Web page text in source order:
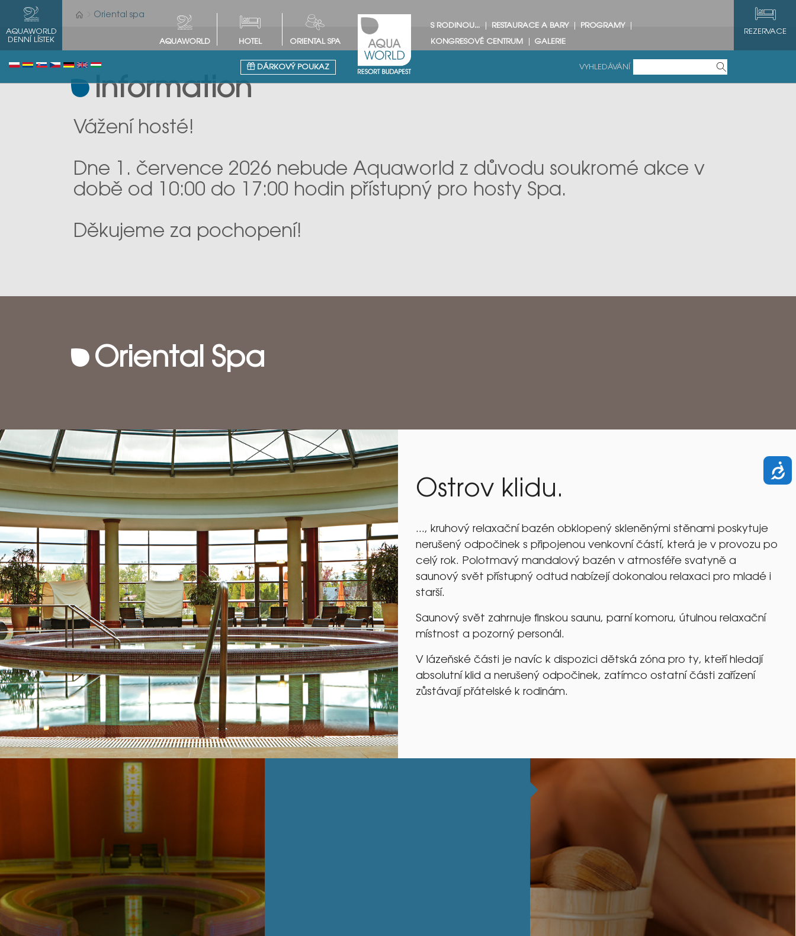
AQUAWORLD
DENNÍ LÍSTEK
REZERVACE
AQUAWORLD
HOTEL ORIENTAL SPA
S RODINOU... RESTAURACE A BARY PROGRAMY
KONGRESOVÉ CENTRUM GALERIE
VYHLEDÁVÁNÍ
DÁRKOVÝ POUKAZ
Oriental spa
Information
Vážení hosté!
Dne 1. července 2026 nebude Aquaworld z důvodu soukromé akce v
době od 10:00 do 17:00 hodin přístupný pro hosty Spa.
Děkujeme za pochopení!
Oriental Spa
Ostrov klidu.
..., kruhový relaxační bazén obklopený skleněnými stěnami poskytuje
nerušený odpočinek s připojenou venkovní částí, která je v provozu po
celý rok. Polotmavý mandalový bazén v atmosféře svatyně a
saunový svět přístupný odtud nabízejí dokonalou relaxaci pro mladé i
starší.
Saunový svět zahrnuje finskou saunu, parní komoru, útulnou relaxační
místnost a pozorný personál.
V lázeňské části je navíc k dispozici dětská zóna pro ty, kteří hledají
absolutní klid a nerušený odpočinek, zatímco ostatní části zařízení
zůstávají přátelské k rodinám.